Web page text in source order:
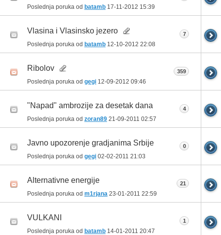
Poslednja poruka od batamb 17-11-2012 15:39
Vlasina i Vlasinsko jezero
Poslednja poruka od batamb 12-10-2012 22:08
7
Ribolov
Poslednja poruka od gegi 12-09-2012 09:46
359
"Napad" ambrozije za desetak dana
Poslednja poruka od zoran89 21-09-2011 02:57
4
Javno upozorenje gradjanima Srbije
Poslednja poruka od gegi 02-02-2011 21:03
0
Alternativne energije
Poslednja poruka od m1rjana 23-01-2011 22:59
21
VULKANI
Poslednja poruka od batamb 14-01-2011 20:47
1